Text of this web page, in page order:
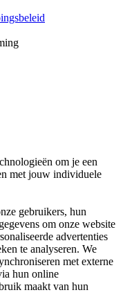
om je een
met jouw individuele
gebruikers, hun
om onze website
advertenties
te analyseren. We
met externe
hun online
maakt van hun